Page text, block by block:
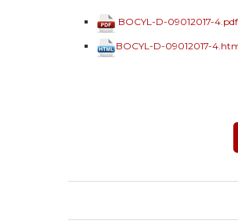
BOCYL-D-09012017-
BOCYL-D-09012017-